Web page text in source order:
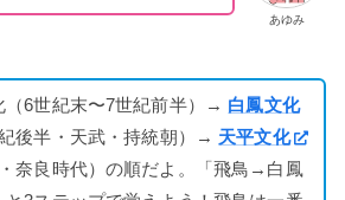
あゆみ
（6世紀末〜7世紀前半）→ 白鳳文化
後半・天武・持統朝）→ 天平文化
・奈良時代）の順だよ。「飛鳥→白鳳